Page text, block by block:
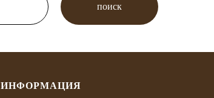
поиск
ИНФОРМАЦИЯ